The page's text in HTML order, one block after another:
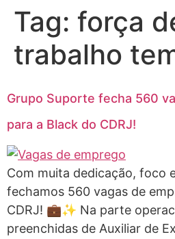
Tag: força
trabalho
Grupo Suporte fecha 560
para a Black do CDRJ!
Com muita dedicação, foco
fechamos 560 vagas de
CDRJ! 💼✨ Na parte
preenchidas de Auxiliar de